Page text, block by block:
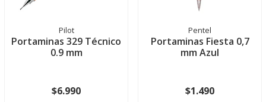
Pilot
Portaminas 329 Técnico
0.9 mm
$6.990
Pentel
Portaminas Fiesta 0,7
mm Azul
$1.490